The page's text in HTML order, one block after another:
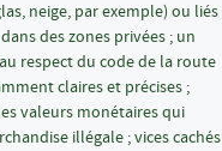
neige, par exemple) ou liés
des zones privées ; un
respect du code de la route
claires et précises ;
valeurs monétaires qui
illégale ; vices cachés